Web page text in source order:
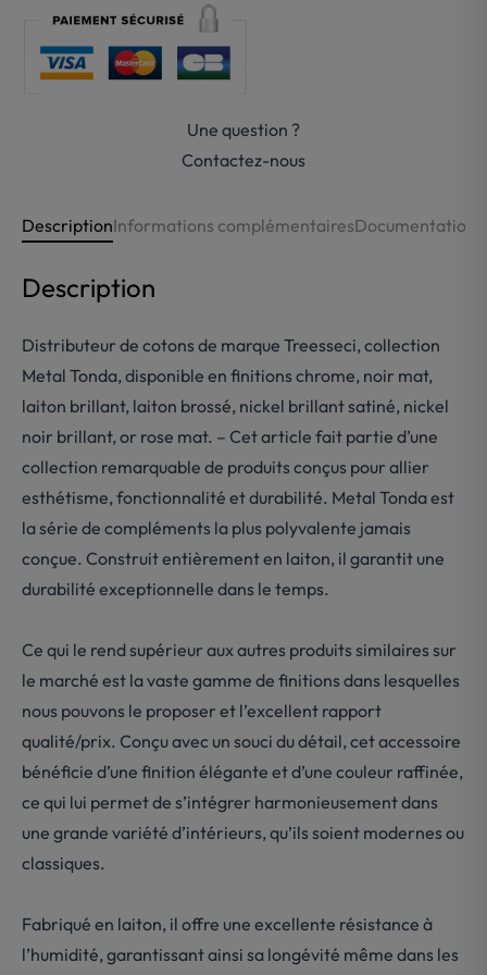
cotons
laiton
Treesseci-
Une question ?
Contactez-nous
DescriptionInformations complémentairesDocumentations
Description
Distributeur de cotons de marque Treesseci, collection
Metal Tonda, disponible en finitions chrome, noir mat,
laiton brillant, laiton brossé, nickel brillant satiné, nickel
noir brillant, or rose mat. – Cet article fait partie d’une
collection remarquable de produits conçus pour allier
esthétisme, fonctionnalité et durabilité. Metal Tonda est
la série de compléments la plus polyvalente jamais
conçue. Construit entièrement en laiton, il garantit une
durabilité exceptionnelle dans le temps.
Ce qui le rend supérieur aux autres produits similaires sur
le marché est la vaste gamme de finitions dans lesquelles
nous pouvons le proposer et l’excellent rapport
qualité/prix. Conçu avec un souci du détail, cet accessoire
bénéficie d’une finition élégante et d’une couleur raffinée,
ce qui lui permet de s’intégrer harmonieusement dans
une grande variété d’intérieurs, qu’ils soient modernes ou
classiques.
Fabriqué en laiton, il offre une excellente résistance à
l’humidité, garantissant ainsi sa longévité même dans les